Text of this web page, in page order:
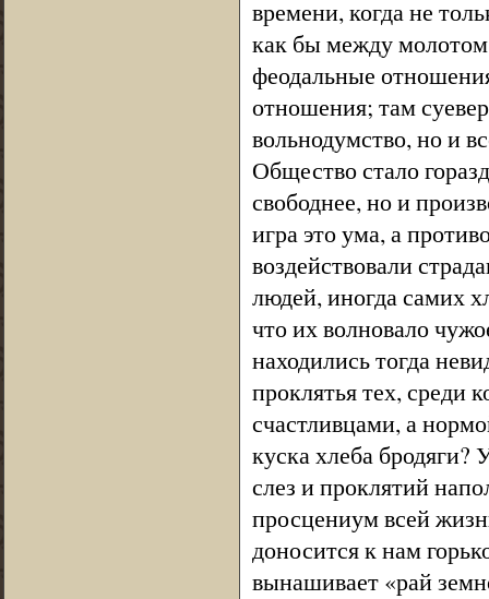
времени, когда не
как бы между
феодальные
отношения; там
вольнодумство, но и
Общество стало
свободнее, но и
игра это ума, а
воздействовали
людей, иногда самих
что их волновало
находились тогда
проклятья тех, среди
счастливцами, а
куска хлеба бродяги?
слез и проклятий
просцениум всей
доносится к нам
вынашивает «рай